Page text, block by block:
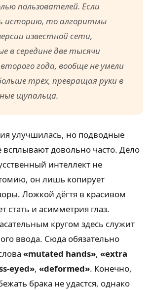
пользователей. Если
историю, то алгоритмы
известной сети,
в середине две тысячи
года, вообще не умели
трёх, превращая руки в
щупальца.
улучшилась, но подводные
довольно часто. Дело
интеллект не
он лишь копирует
Ложкой дёгтя в красивом
стать и асимметрия глаз.
кругом здесь служит
ввода. Сюда обязательно
«mutated hands», «extra
eyed», «deformed». Конечно,
брака не удастся, однако